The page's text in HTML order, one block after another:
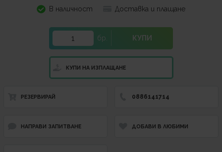
В наличност Доставка и плащане
бр. КУПИ
КУПИ НА ИЗПЛАЩАНЕ
РЕЗЕРВИРАЙ 0886141714
НАПРАВИ ЗАПИТВАНЕ ДОБАВИ В ЛЮБИМИ